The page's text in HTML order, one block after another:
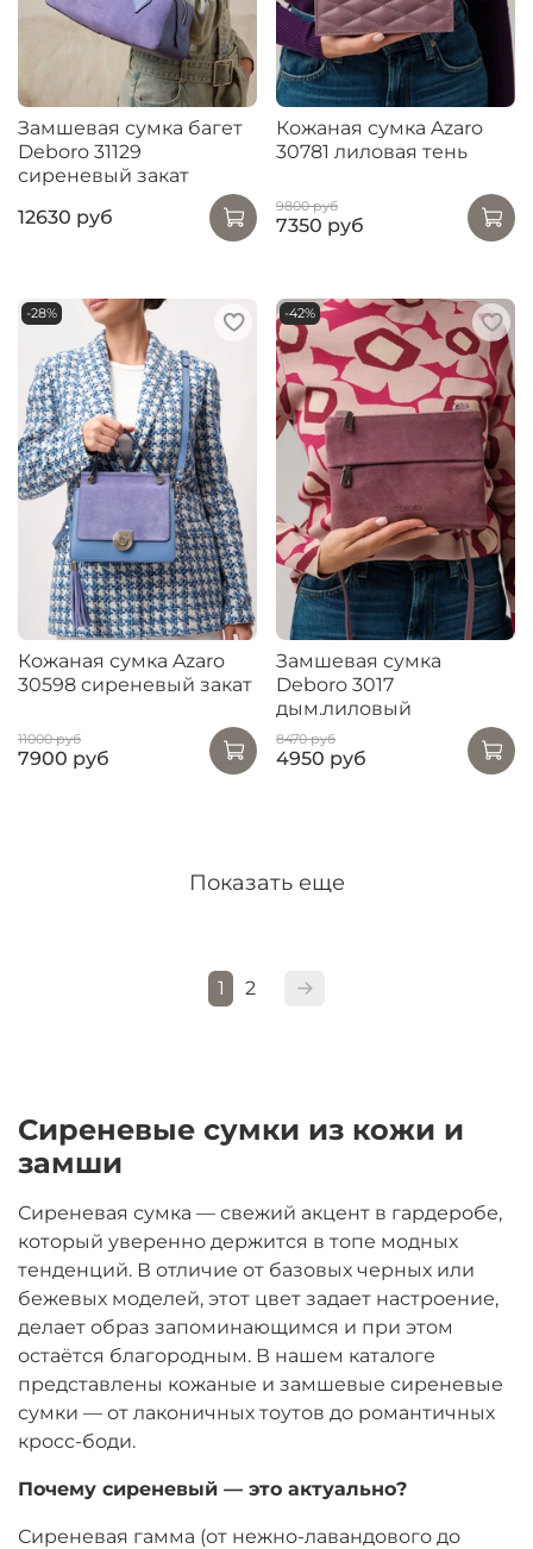
Замшевая сумка багет
Deboro 31129
сиреневый закат
12630 руб
Кожаная сумка Azaro
30781 лиловая тень
9800 руб
7350 руб
-28%
Кожаная сумка Azaro
30598 сиреневый закат
11000 руб
7900 руб
-42%
Замшевая сумка
Deboro 3017
дым.лиловый
8470 руб
4950 руб
Показать еще
1 2
Сиреневые сумки из кожи и
замши
Сиреневая сумка — свежий акцент в гардеробе,
который уверенно держится в топе модных
тенденций. В отличие от базовых черных или
бежевых моделей, этот цвет задает настроение,
делает образ запоминающимся и при этом
остаётся благородным. В нашем каталоге
представлены кожаные и замшевые сиреневые
сумки — от лаконичных тоутов до романтичных
кросс-боди.
Почему сиреневый — это актуально?
Сиреневая гамма (от нежно-лавандового до